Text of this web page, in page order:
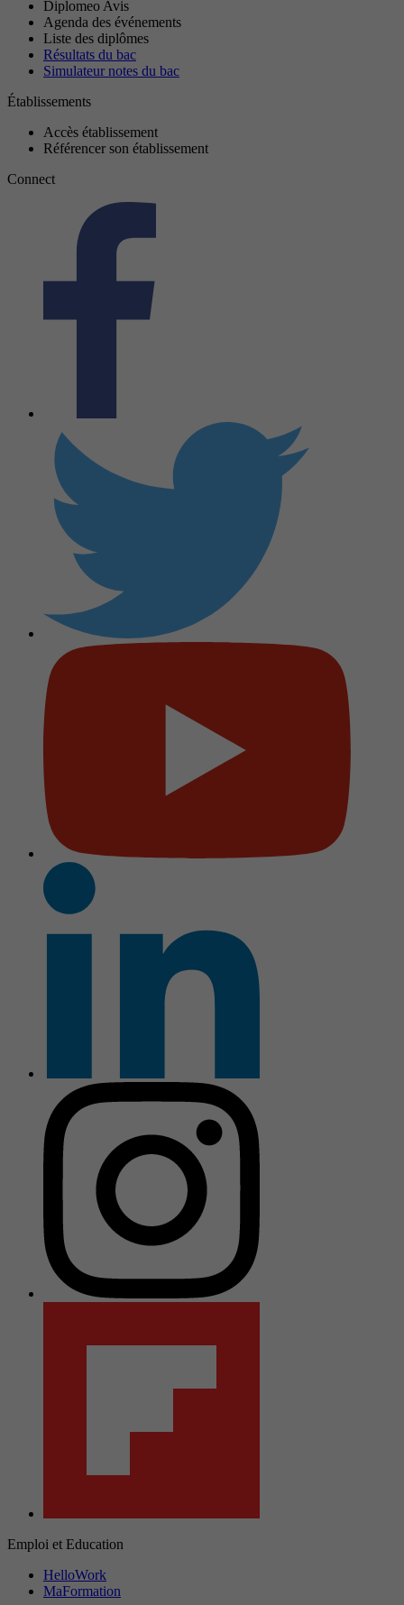
Diplomeo Avis
Agenda des événements
Liste des diplômes
Résultats du bac
Simulateur notes du bac
Établissements
Accès établissement
Référencer son établissement
Connect
Emploi et Education
HelloWork
MaFormation